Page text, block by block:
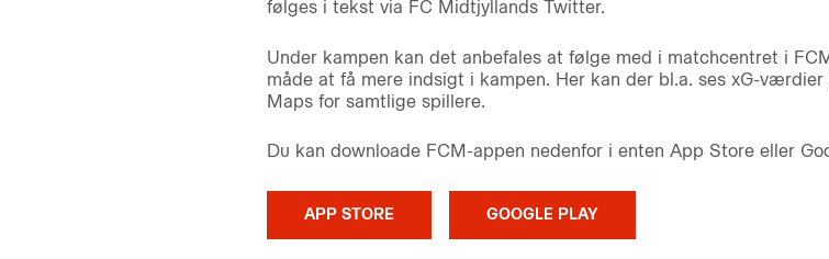
følges i tekst via FC Midtjyllands Twitter.
Under kampen kan det anbefales at følge med i matchcentret i
måde at få mere indsigt i kampen. Her kan der bl.a. ses xG-
Maps for samtlige spillere.
Du kan downloade FCM-appen nedenfor i enten App Store eller
APP STORE GOOGLE PLAY